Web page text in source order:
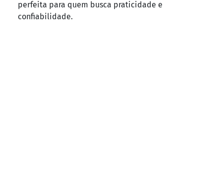
perfeita para quem busca praticidade e
confiabilidade.